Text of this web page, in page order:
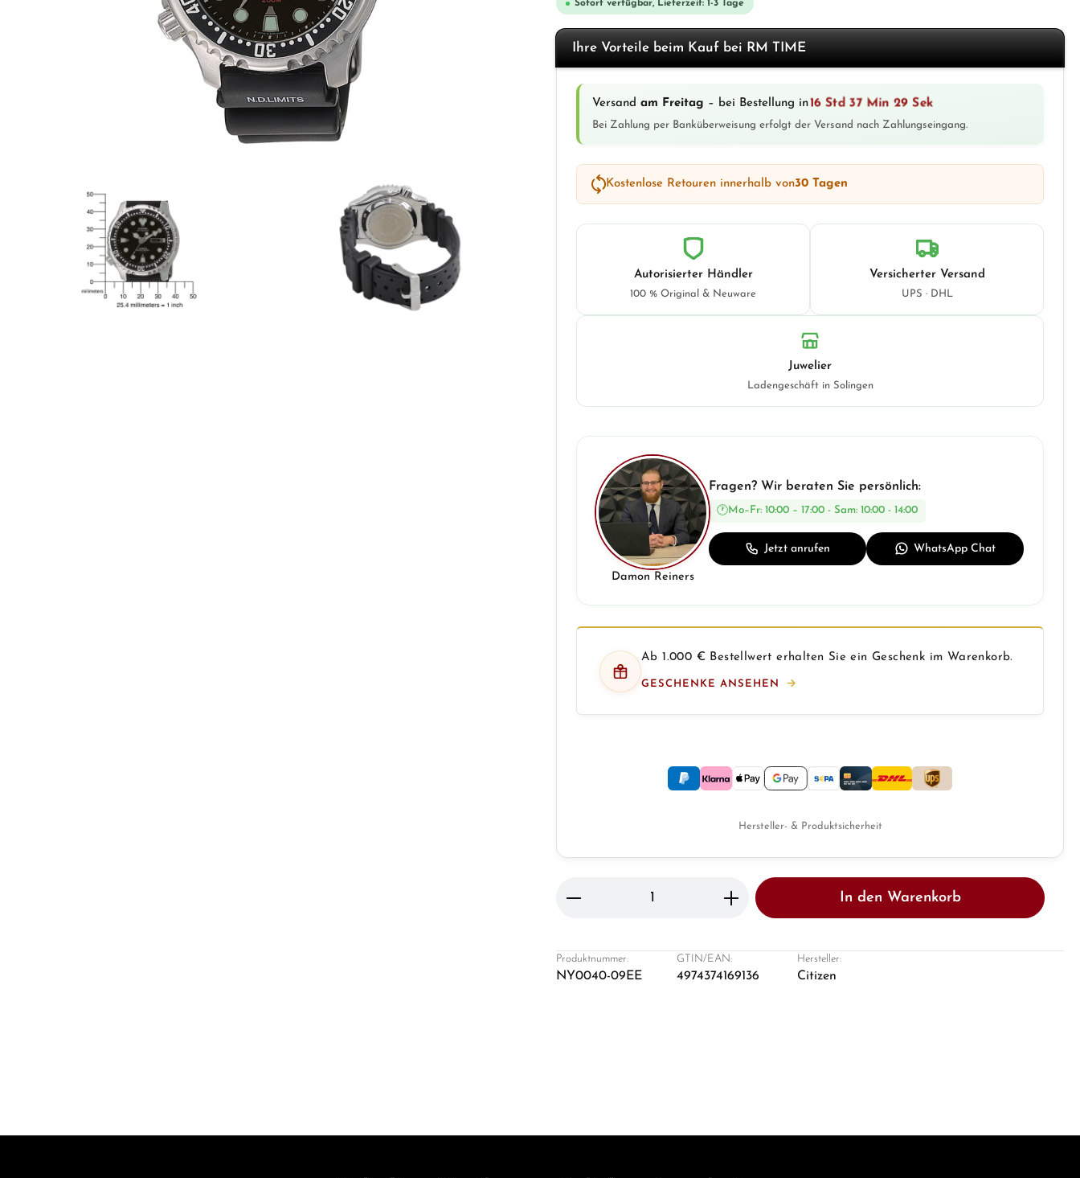
Sofort verfügbar, Lieferzeit: 1-3 Tage
Ihre Vorteile beim Kauf bei RM TIME
Versand am Freitag – bei Bestellung in16 Std 37 Min 28 Sek
Bei Zahlung per Banküberweisung erfolgt der Versand nach Zahlungseingang.
Kostenlose Retouren innerhalb von30 Tagen
Autorisierter Händler
100 % Original & Neuware
Versicherter Versand
UPS · DHL
Juwelier
Ladengeschäft in Solingen
Damon Reiners
Fragen? Wir beraten Sie persönlich:
Mo–Fr: 10:00 – 17:00 - Sam: 10:00 - 14:00
Jetzt anrufen WhatsApp Chat
Ab 1.000 € Bestellwert erhalten Sie ein Geschenk im Warenkorb.
GESCHENKE ANSEHEN
Hersteller- & Produktsicherheit
Produkt Anzahl: Gib den gewünschten Wert ein oder
In den Warenkorb
Produktnummer:
NY0040-09EE
GTIN/EAN:
4974374169136
Hersteller:
Citizen